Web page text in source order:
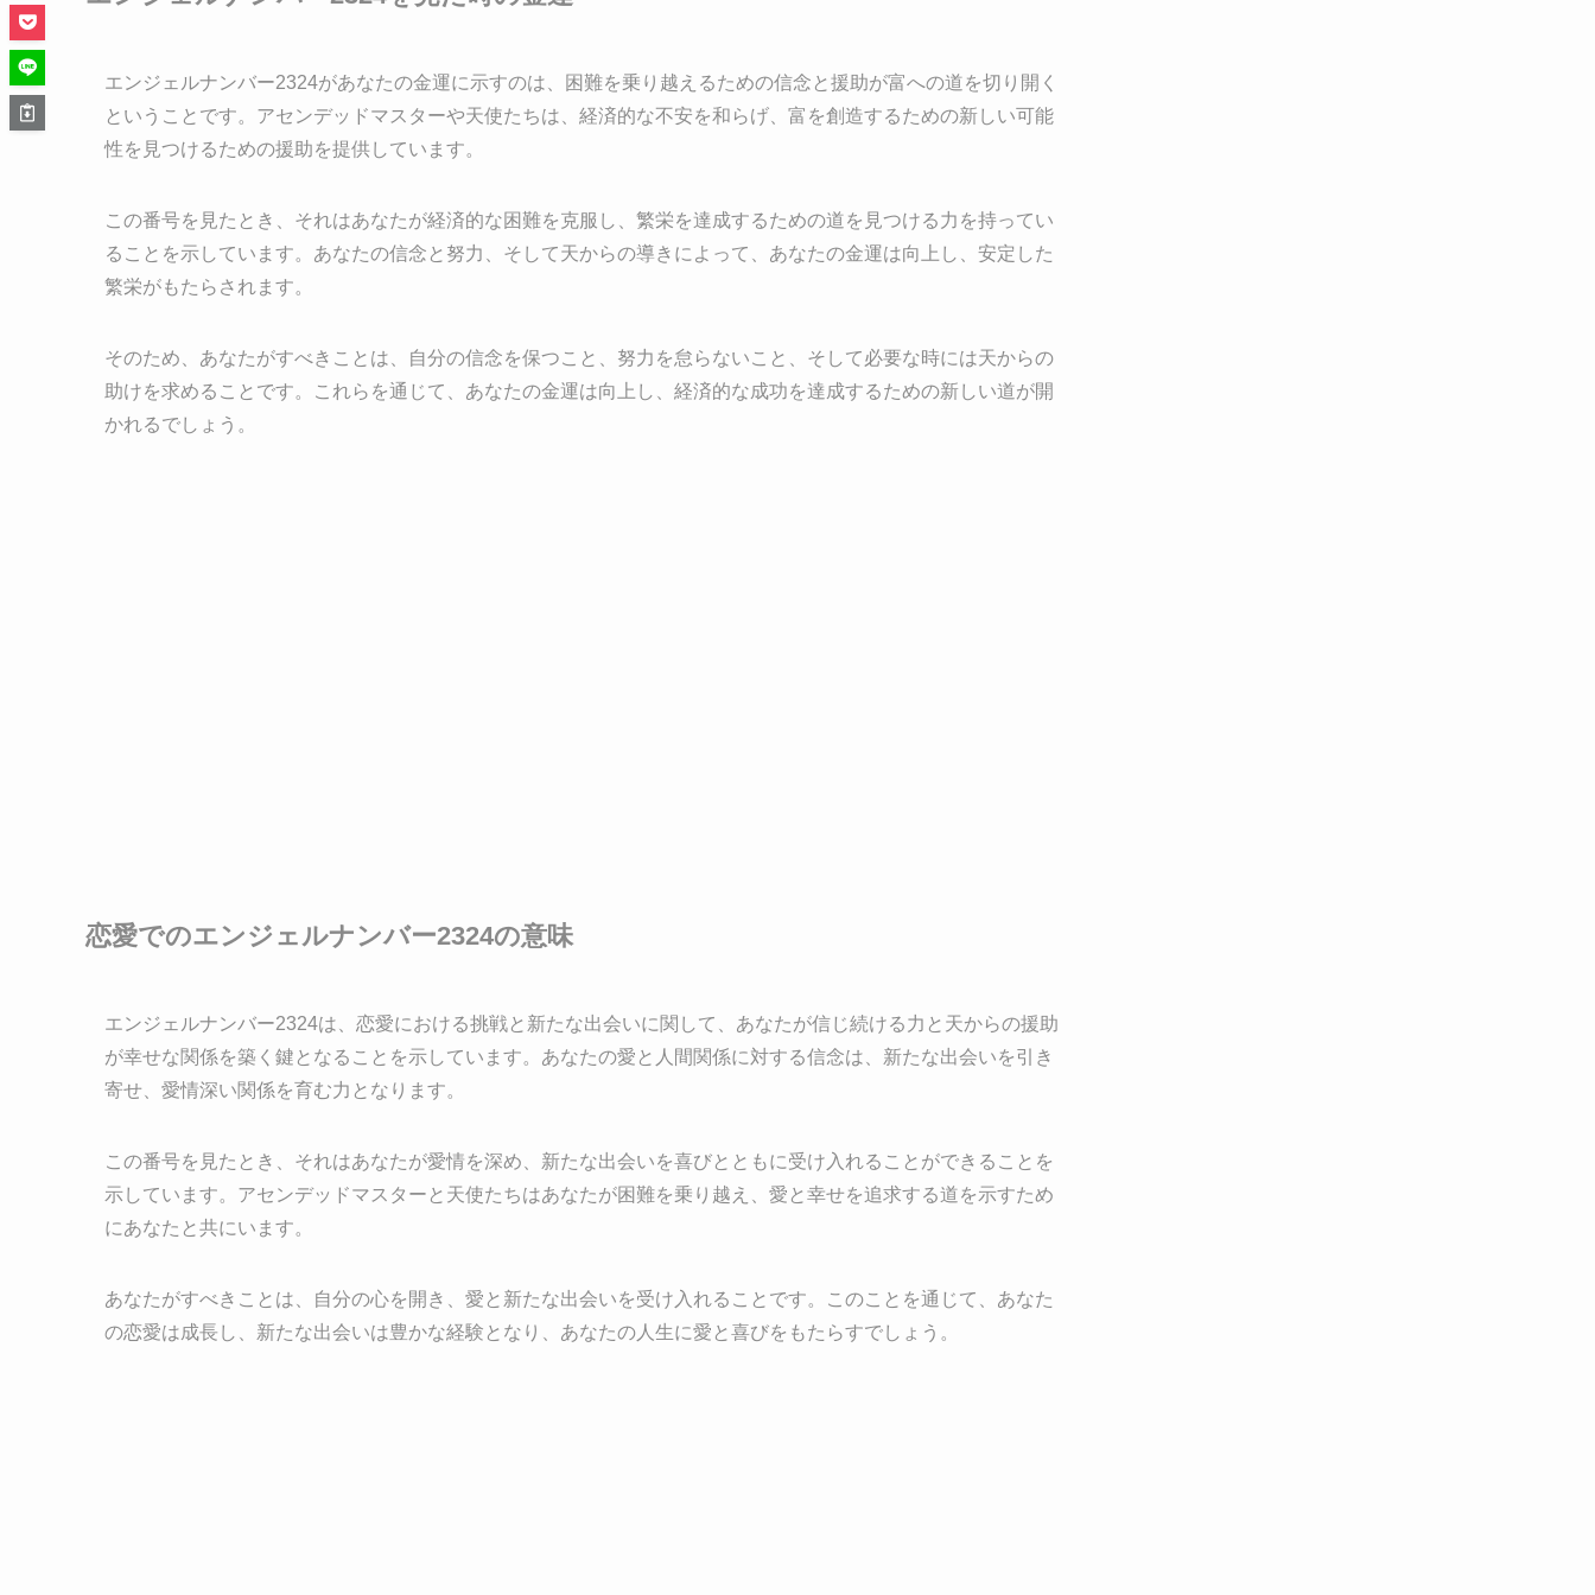
エンジェルナンバー2324があなたの金運に示すのは、困難を乗り越えるための信念と援助が富への道を切り開く
ということです。アセンデッドマスターや天使たちは、経済的な不安を和らげ、富を創造するための新しい可能
性を見つけるための援助を提供しています。
この番号を見たとき、それはあなたが経済的な困難を克服し、繁栄を達成するための道を見つける力を持ってい
ることを示しています。あなたの信念と努力、そして天からの導きによって、あなたの金運は向上し、安定した
繁栄がもたらされます。
そのため、あなたがすべきことは、自分の信念を保つこと、努力を怠らないこと、そして必要な時には天からの
助けを求めることです。これらを通じて、あなたの金運は向上し、経済的な成功を達成するための新しい道が開
かれるでしょう。
恋愛でのエンジェルナンバー2324の意味
エンジェルナンバー2324は、恋愛における挑戦と新たな出会いに関して、あなたが信じ続ける力と天からの援助
が幸せな関係を築く鍵となることを示しています。あなたの愛と人間関係に対する信念は、新たな出会いを引き
寄せ、愛情深い関係を育む力となります。
この番号を見たとき、それはあなたが愛情を深め、新たな出会いを喜びとともに受け入れることができることを
示しています。アセンデッドマスターと天使たちはあなたが困難を乗り越え、愛と幸せを追求する道を示すため
にあなたと共にいます。
あなたがすべきことは、自分の心を開き、愛と新たな出会いを受け入れることです。このことを通じて、あなた
の恋愛は成長し、新たな出会いは豊かな経験となり、あなたの人生に愛と喜びをもたらすでしょう。